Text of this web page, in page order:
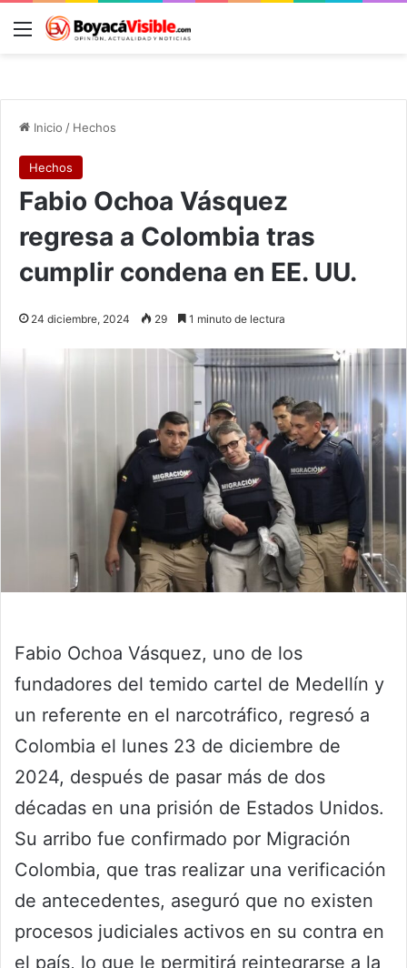
Menú
Inicio / Hechos
Hechos
Fabio Ochoa Vásquez
regresa a Colombia tras
cumplir condena en EE. UU.
24 diciembre, 2024 29 1 minuto de lectura
Fabio Ochoa Vásquez, uno de los
fundadores del temido cartel de Medellín y
un referente en el narcotráfico, regresó a
Colombia el lunes 23 de diciembre de
2024, después de pasar más de dos
décadas en una prisión de Estados Unidos.
Su arribo fue confirmado por Migración
Colombia, que tras realizar una verificación
de antecedentes, aseguró que no existen
procesos judiciales activos en su contra en
el país, lo que le permitirá reintegrarse a la